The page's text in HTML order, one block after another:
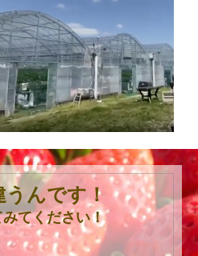
うんです！
てください！